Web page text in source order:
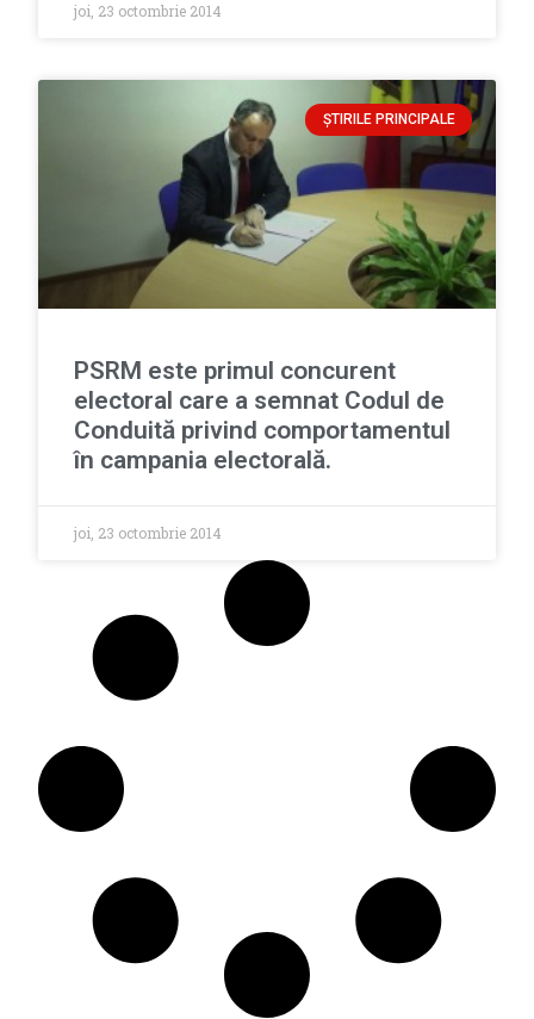
joi, 23 octombrie 2014
ȘTIRILE PRINCIPALE
PSRM este primul concurent
electoral care a semnat Codul de
Conduită privind comportamentul
în campania electorală.
joi, 23 octombrie 2014